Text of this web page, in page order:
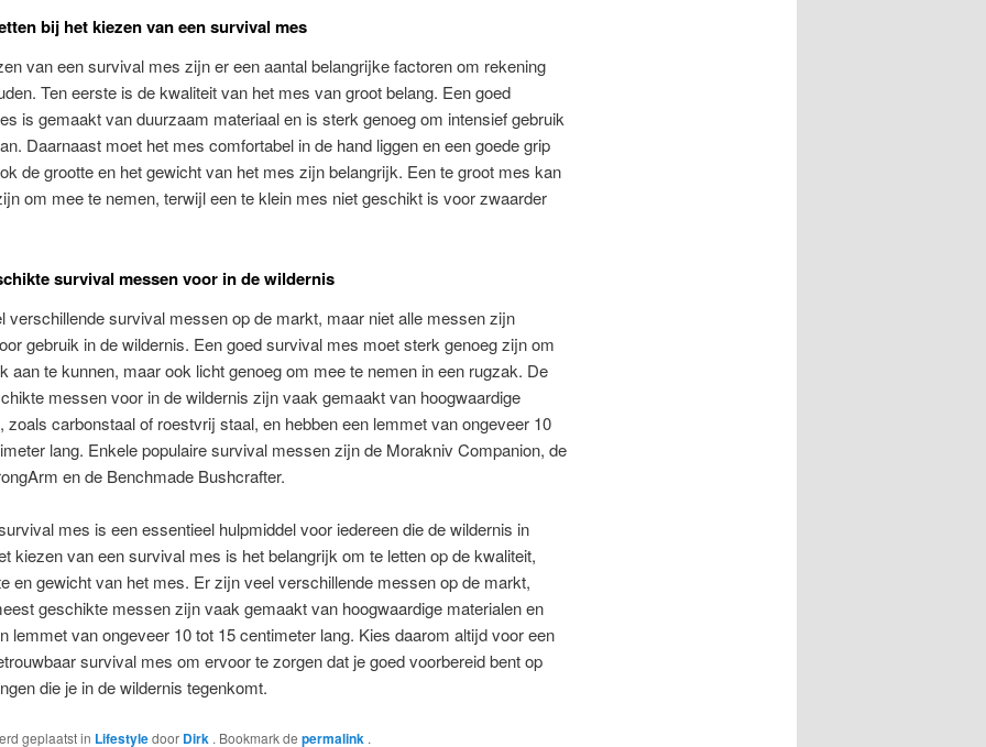
bij het kiezen van een survival mes
van een survival mes zijn er een aantal belangrijke factoren om rekening
Ten eerste is de kwaliteit van het mes van groot belang. Een goed
is gemaakt van duurzaam materiaal en is sterk genoeg om intensief gebruik
Daarnaast moet het mes comfortabel in de hand liggen en een goede grip
de grootte en het gewicht van het mes zijn belangrijk. Een te groot mes kan
om mee te nemen, terwijl een te klein mes niet geschikt is voor zwaarder
survival messen voor in de wildernis
verschillende survival messen op de markt, maar niet alle messen zijn
gebruik in de wildernis. Een goed survival mes moet sterk genoeg zijn om
aan te kunnen, maar ook licht genoeg om mee te nemen in een rugzak. De
messen voor in de wildernis zijn vaak gemaakt van hoogwaardige
zoals carbonstaal of roestvrij staal, en hebben een lemmet van ongeveer 10
lang. Enkele populaire survival messen zijn de Morakniv Companion, de
en de Benchmade Bushcrafter.
mes is een essentieel hulpmiddel voor iedereen die de wildernis in
kiezen van een survival mes is het belangrijk om te letten op de kwaliteit,
en gewicht van het mes. Er zijn veel verschillende messen op de markt,
geschikte messen zijn vaak gemaakt van hoogwaardige materialen en
lemmet van ongeveer 10 tot 15 centimeter lang. Kies daarom altijd voor een
survival mes om ervoor te zorgen dat je goed voorbereid bent op
die je in de wildernis tegenkomt.
geplaatst in Lifestyledoor Dirk . Bookmark de permalink .